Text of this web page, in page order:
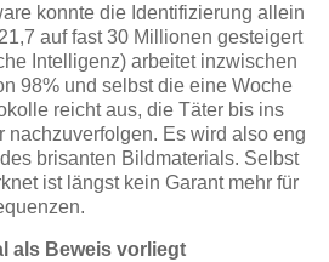
konnte die Identifizierung allein
auf fast 30 Millionen gesteigert
Intelligenz) arbeitet inzwischen
98% und selbst die eine Woche
reicht aus, die Täter bis ins
nachzuverfolgen. Es wird also eng
brisanten Bildmaterials. Selbst
ist längst kein Garant mehr für
als Beweis vorliegt